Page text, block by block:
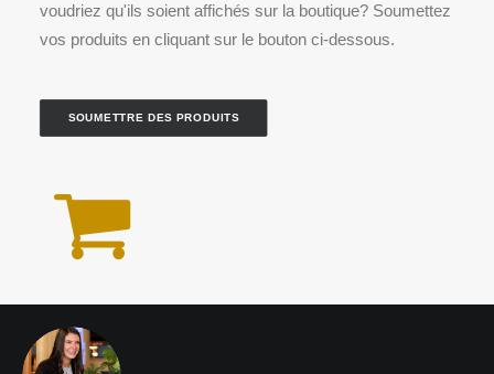
voudriez qu'ils soient affichés sur la boutique? Soumettez
vos produits en cliquant sur le bouton ci-dessous.
SOUMETTRE DES PRODUITS